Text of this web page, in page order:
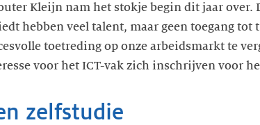
Kleijn nam het stokje begin dit jaar over.
hebben veel talent, maar geen toegang
toetreding op onze arbeidsmarkt te
voor het ICT-vak zich inschrijven voor
zelfstudie